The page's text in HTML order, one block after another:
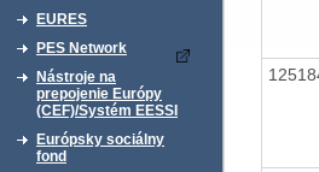
EURES
PES Network
Nástroje na
prepojenie Európy
(CEF)/Systém EESSI
Európsky sociálny
fond